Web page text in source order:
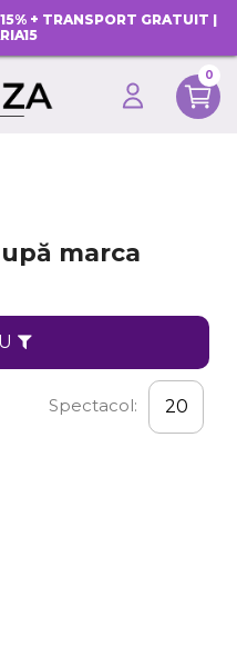
+ TRANSPORT GRATUIT |
0
marca
Spectacol: 20